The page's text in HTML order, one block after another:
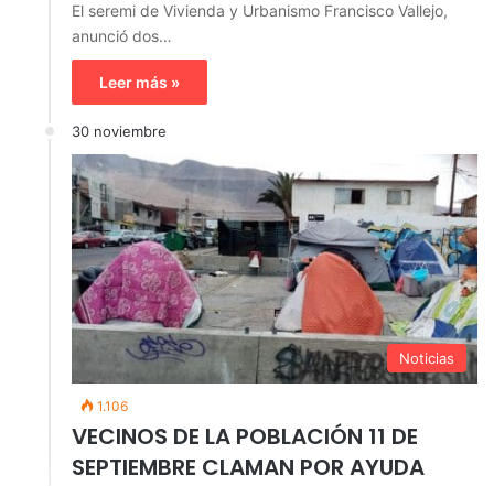
El seremi de Vivienda y Urbanismo Francisco Vallejo,
anunció dos…
Leer más »
30 noviembre
Noticias
1.106
VECINOS DE LA POBLACIÓN 11 DE
SEPTIEMBRE CLAMAN POR AYUDA